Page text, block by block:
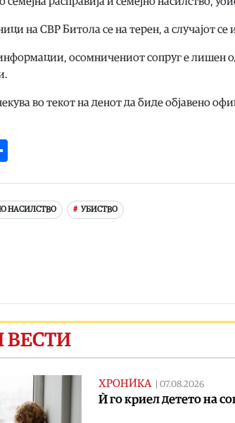
на СВР Битола се на терен, а случајот се
осомничениот сопруг е лишен
во текот на денот да биде објавено
НАСИЛСТВО УБИСТВО
ВЕСТИ
ХРОНИКА | 07.08.2026
Ѝ го криел детето на